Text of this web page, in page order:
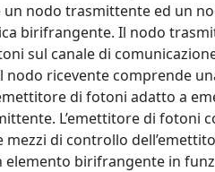
nodo trasmittente ed un
birifrangente. Il nodo
sul canale di
nodo ricevente comprende
di fotoni adatto a
L’emettitore di
di controllo
elemento birifrangente in